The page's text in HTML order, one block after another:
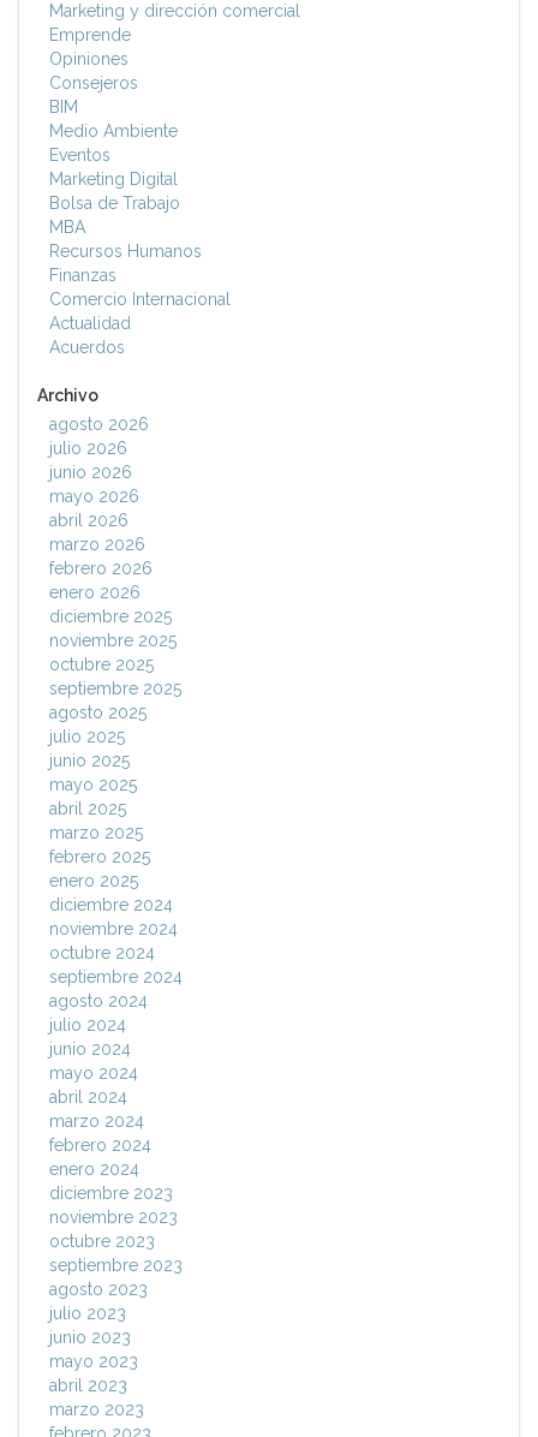
Marketing y dirección comercial
Emprende
Opiniones
Consejeros
BIM
Medio Ambiente
Eventos
Marketing Digital
Bolsa de Trabajo
MBA
Recursos Humanos
Finanzas
Comercio Internacional
Actualidad
Acuerdos
Archivo
agosto 2026
julio 2026
junio 2026
mayo 2026
abril 2026
marzo 2026
febrero 2026
enero 2026
diciembre 2025
noviembre 2025
octubre 2025
septiembre 2025
agosto 2025
julio 2025
junio 2025
mayo 2025
abril 2025
marzo 2025
febrero 2025
enero 2025
diciembre 2024
noviembre 2024
octubre 2024
septiembre 2024
agosto 2024
julio 2024
junio 2024
mayo 2024
abril 2024
marzo 2024
febrero 2024
enero 2024
diciembre 2023
noviembre 2023
octubre 2023
septiembre 2023
agosto 2023
julio 2023
junio 2023
mayo 2023
abril 2023
marzo 2023